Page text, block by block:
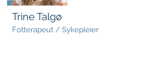
Trine Talgø
Fotterapeut / Sykepleier